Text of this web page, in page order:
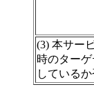
(3) 本サー
時のター
している